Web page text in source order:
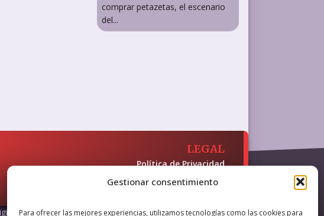
Gestionar consentimiento
Para ofrecer las mejores experiencias, utilizamos tecnologías como las cookies para
comprar petazetas, el escenario
del...
LEGAL
Política de Privacidad
Política de Cookies
Sitio web y presencia en internet, financiado